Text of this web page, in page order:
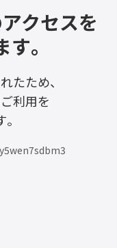
クセスを
。
たため、
利用を